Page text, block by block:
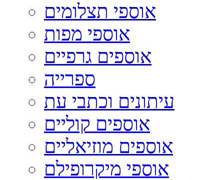
אוספי תצלומים
אוספי מפות
אוספים גרפיים
ספרייה
עיתונים וכתבי עת
אוספים קוליים
אוספים מוזיאליים
אוספי מיקרופילם